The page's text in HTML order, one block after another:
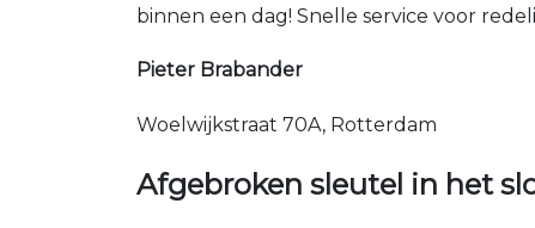
binnen een dag! Snelle service voor
Pieter Brabander
Woelwijkstraat 70A, Rotterdam
Afgebroken sleutel in het